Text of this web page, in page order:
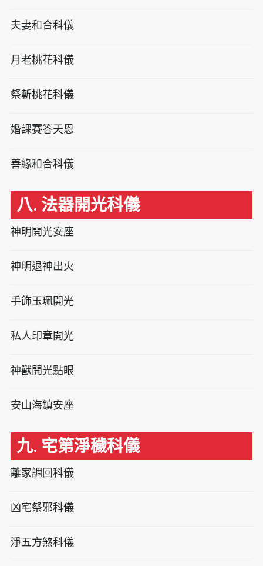
夫妻和合科儀
月老桃花科儀
祭斬桃花科儀
婚課賽答天恩
善緣和合科儀
八. 法器開光科儀
神明開光安座
神明退神出火
手飾玉珮開光
私人印章開光
神獸開光點眼
安山海鎮安座
九. 宅第淨穢科儀
離家調回科儀
凶宅祭邪科儀
淨五方煞科儀